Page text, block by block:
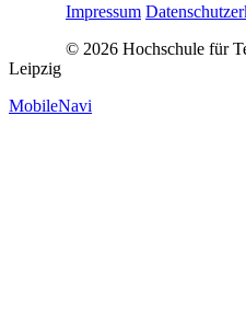
Impressum
© 2026 Hochschule für
Leipzig
MobileNavi